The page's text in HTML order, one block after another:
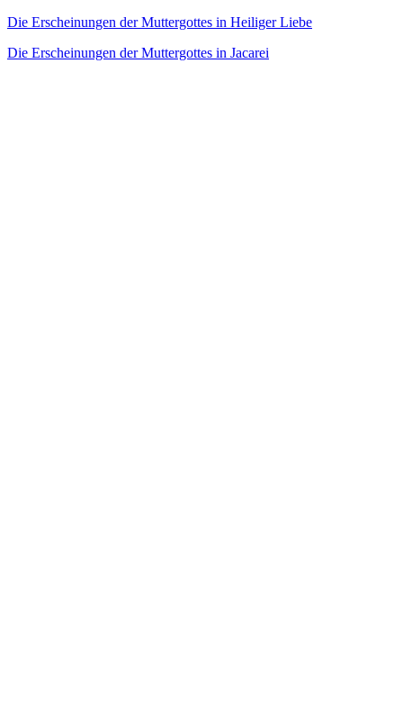
Die Erscheinungen der Muttergottes in Heiliger Liebe
Die Erscheinungen der Muttergottes in Jacarei